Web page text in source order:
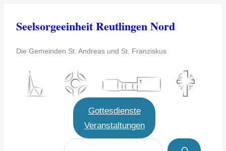
InhaltSeelsorgeeinheit Reutlingen Nord
Die Gemeinden St. Andreas und St. Franziskus
Gottesdienste
Veranstaltungen
S